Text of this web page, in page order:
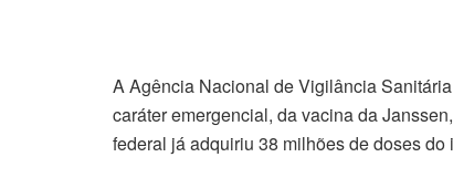
A Agência Nacional de Vigilância
caráter emergencial, da vacina da
federal já adquiriu 38 milhões de doses do